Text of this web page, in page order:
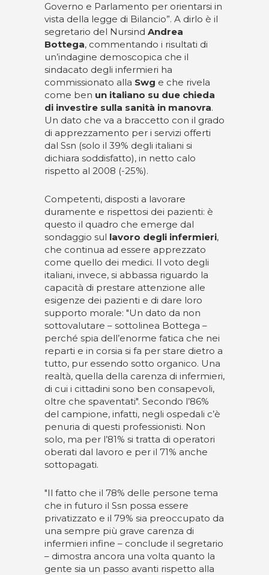
Governo e Parlamento per orientarsi in
vista della legge di Bilancio”. A dirlo è il
segretario del Nursind Andrea
Bottega, commentando i risultati di
un’indagine demoscopica che il
sindacato degli infermieri ha
commissionato alla Swg e che rivela
come ben un italiano su due chieda
di investire sulla sanità in manovra.
Un dato che va a braccetto con il grado
di apprezzamento per i servizi offerti
dal Ssn (solo il 39% degli italiani si
dichiara soddisfatto), in netto calo
rispetto al 2008 (-25%).
Competenti, disposti a lavorare
duramente e rispettosi dei pazienti: è
questo il quadro che emerge dal
sondaggio sul lavoro degli infermieri,
che continua ad essere apprezzato
come quello dei medici. Il voto degli
italiani, invece, si abbassa riguardo la
capacità di prestare attenzione alle
esigenze dei pazienti e di dare loro
supporto morale: "Un dato da non
sottovalutare – sottolinea Bottega –
perché spia dell’enorme fatica che nei
reparti e in corsia si fa per stare dietro a
tutto, pur essendo sotto organico. Una
realtà, quella della carenza di infermieri,
di cui i cittadini sono ben consapevoli,
oltre che spaventati". Secondo l’86%
del campione, infatti, negli ospedali c’è
penuria di questi professionisti. Non
solo, ma per l’81% si tratta di operatori
oberati dal lavoro e per il 71% anche
sottopagati.
"Il fatto che il 78% delle persone tema
che in futuro il Ssn possa essere
privatizzato e il 79% sia preoccupato da
una sempre più grave carenza di
infermieri infine – conclude il segretario
– dimostra ancora una volta quanto la
gente sia un passo avanti rispetto alla